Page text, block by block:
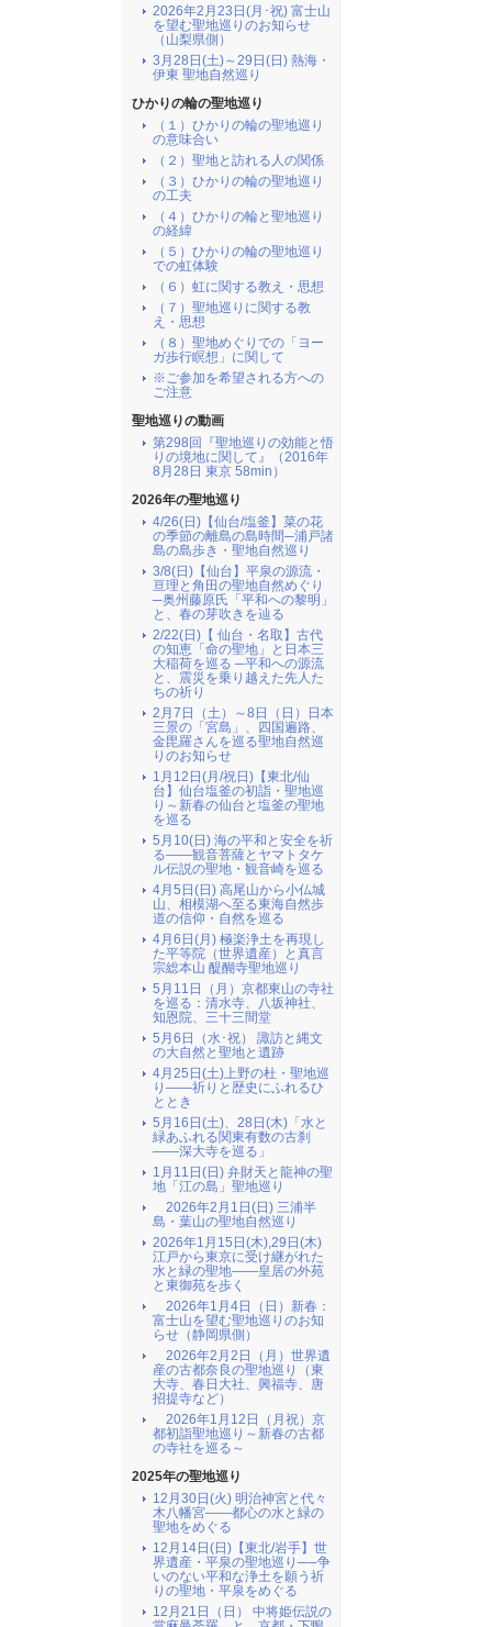
2026年2月23日(月･祝) 富士山
を望む聖地巡りのお知らせ
（山梨県側）
3月28日(土)～29日(日) 熱海・
伊東 聖地自然巡り
ひかりの輪の聖地巡り
（１）ひかりの輪の聖地巡り
の意味合い
（２）聖地と訪れる人の関係
（３）ひかりの輪の聖地巡り
の工夫
（４）ひかりの輪と聖地巡り
の経緯
（５）ひかりの輪の聖地巡り
での虹体験
（６）虹に関する教え・思想
（７）聖地巡りに関する教
え・思想
（８）聖地めぐりでの「ヨー
ガ歩行瞑想」に関して
※ご参加を希望される方への
ご注意
聖地巡りの動画
第298回『聖地巡りの効能と悟
りの境地に関して』（2016年
8月28日 東京 58min）
2026年の聖地巡り
4/26(日)【仙台/塩釜】菜の花
の季節の離島の島時間─浦戸諸
島の島歩き・聖地自然巡り
3/8(日)【仙台】平泉の源流・
亘理と角田の聖地自然めぐり
─奥州藤原氏「平和への黎明」
と、春の芽吹きを辿る
2/22(日)【 仙台・名取】古代
の知恵「命の聖地」と日本三
大稲荷を巡る ─平和への源流
と、震災を乗り越えた先人た
ちの祈り
2月7日（土）～8日（日）日本
三景の「宮島」、四国遍路、
金毘羅さんを巡る聖地自然巡
りのお知らせ
1月12日(月/祝日)【東北/仙
台】仙台塩釜の初詣・聖地巡
り～新春の仙台と塩釜の聖地
を巡る
5月10(日) 海の平和と安全を祈
る――観音菩薩とヤマトタケ
ル伝説の聖地・観音崎を巡る
4月5日(日) 高尾山から小仏城
山、相模湖へ至る東海自然歩
道の信仰・自然を巡る
4月6日(月) 極楽浄土を再現し
た平等院（世界遺産）と真言
宗総本山 醍醐寺聖地巡り
5月11日（月）京都東山の寺社
を巡る：清水寺、八坂神社、
知恩院、三十三間堂
5月6日（水･祝） 諏訪と縄文
の大自然と聖地と遺跡
4月25日(土)上野の杜・聖地巡
り――祈りと歴史にふれるひ
ととき
5月16日(土)、28日(木)「水と
緑あふれる関東有数の古刹
――深大寺を巡る」
1月11日(日) 弁財天と龍神の聖
地「江の島」聖地巡り
2026年2月1日(日) 三浦半
島・葉山の聖地自然巡り
2026年1月15日(木),29日(木)
江戸から東京に受け継がれた
水と緑の聖地――皇居の外苑
と東御苑を歩く
2026年1月4日（日）新春：
富士山を望む聖地巡りのお知
らせ（静岡県側）
2026年2月2日（月）世界遺
産の古都奈良の聖地巡り（東
大寺、春日大社、興福寺、唐
招提寺など）
2026年1月12日（月祝）京
都初詣聖地巡り～新春の古都
の寺社を巡る～
2025年の聖地巡り
12月30日(火) 明治神宮と代々
木八幡宮――都心の水と緑の
聖地をめぐる
12月14日(日)【東北/岩手】世
界遺産・平泉の聖地巡り──争
いのない平和な浄土を願う祈
りの聖地・平泉をめぐる
12月21日（日） 中将姫伝説の